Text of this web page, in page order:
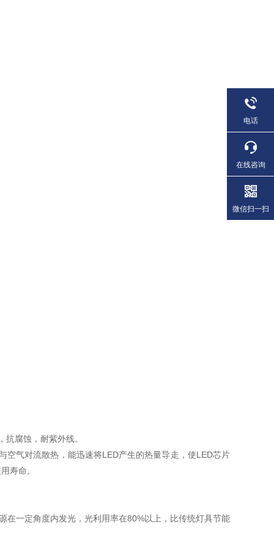
腐蚀，耐紫外线。
空气对流散热，能迅速将LED产生的热量导走，使LED芯片
寿命。
在一定角度内发光，光利用率在80%以上，比传统灯具节能
电话
在线咨询
微信扫一扫